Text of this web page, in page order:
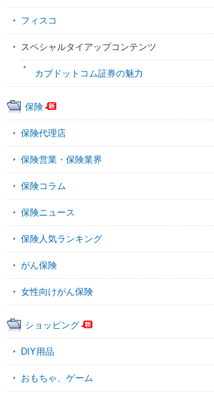
フィスコ
スペシャルタイアップコンテンツ
カブドットコム証券の魅力
保険
保険代理店
保険営業・保険業界
保険コラム
保険ニュース
保険人気ランキング
がん保険
女性向けがん保険
ショッピング
DIY用品
おもちゃ、ゲーム